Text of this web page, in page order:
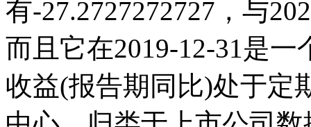
有-27.2727272727，与
而且它在2019-12-31是
收益(报告期同比)处于定